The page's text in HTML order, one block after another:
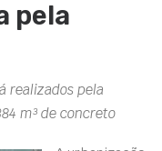
pela
realizados pela
m³ de concreto